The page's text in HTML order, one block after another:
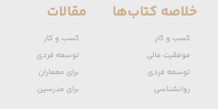
خلاصه کتاب‌ها
کسب و کار
موفقیت مالی
توسعه فردی
روانشناسی
مقالات
کسب و کار
توسعه فردی
برای معماران
برای مدرسین